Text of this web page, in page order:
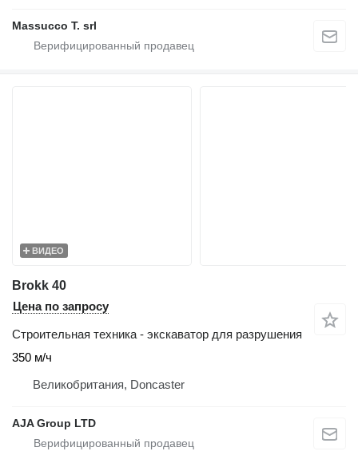
Massucco T. srl
ВИДЕО
Brokk 40
Цена по запросу
Строительная техника - экскаватор для разрушения
350 м/ч
Великобритания, Doncaster
AJA Group LTD